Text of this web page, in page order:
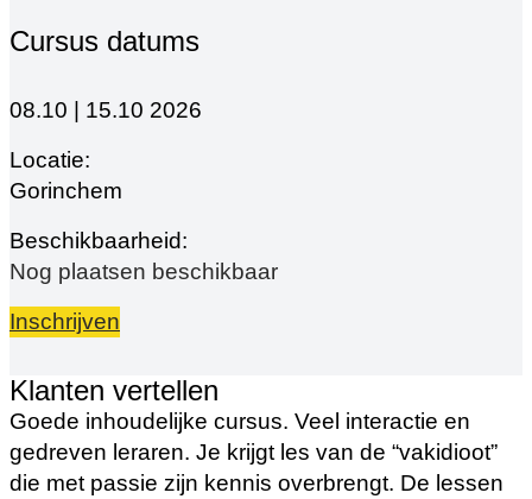
Cursus datums
08.10 | 15.10 2026
Gorinchem
Nog plaatsen beschikbaar
Inschrijven
Klanten vertellen
Goede inhoudelijke cursus. Veel interactie en
gedreven leraren. Je krijgt les van de “vakidioot”
die met passie zijn kennis overbrengt. De lessen